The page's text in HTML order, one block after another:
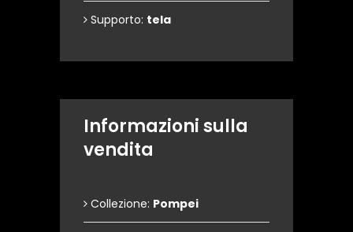
Supporto: tela
Informazioni sulla
vendita
Collezione: Pompei